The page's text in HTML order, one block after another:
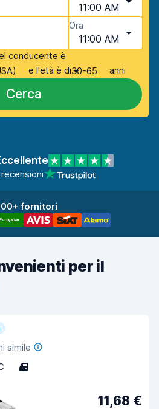
11:00 AM
Ora
11:00 AM
conducente è
e l'età è di30-65 anni
Cerca
fornitori
per il
simile
4
11,68 €